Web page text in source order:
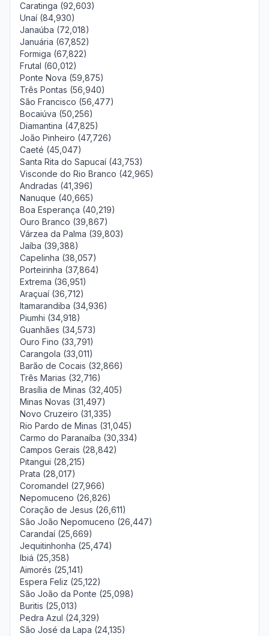
Caratinga (92,603)
Unaí (84,930)
Janaúba (72,018)
Januária (67,852)
Formiga (67,822)
Frutal (60,012)
Ponte Nova (59,875)
Três Pontas (56,940)
São Francisco (56,477)
Bocaiúva (50,256)
Diamantina (47,825)
João Pinheiro (47,726)
Caeté (45,047)
Santa Rita do Sapucaí (43,753)
Visconde do Rio Branco (42,965)
Andradas (41,396)
Nanuque (40,665)
Boa Esperança (40,219)
Ouro Branco (39,867)
Várzea da Palma (39,803)
Jaíba (39,388)
Capelinha (38,057)
Porteirinha (37,864)
Extrema (36,951)
Araçuaí (36,712)
Itamarandiba (34,936)
Piumhi (34,918)
Guanhães (34,573)
Ouro Fino (33,791)
Carangola (33,011)
Barão de Cocais (32,866)
Três Marias (32,716)
Brasília de Minas (32,405)
Minas Novas (31,497)
Novo Cruzeiro (31,335)
Rio Pardo de Minas (31,045)
Carmo do Paranaíba (30,334)
Campos Gerais (28,842)
Pitangui (28,215)
Prata (28,017)
Coromandel (27,966)
Nepomuceno (26,826)
Coração de Jesus (26,611)
São João Nepomuceno (26,447)
Carandaí (25,669)
Jequitinhonha (25,474)
Ibiá (25,358)
Aimorés (25,141)
Espera Feliz (25,122)
São João da Ponte (25,098)
Buritis (25,013)
Pedra Azul (24,329)
São José da Lapa (24,135)